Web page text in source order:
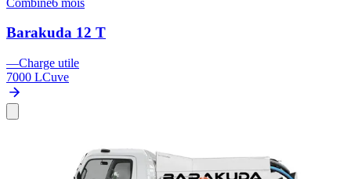
Barakuda 12 T
—Charge utile
7000 LCuve